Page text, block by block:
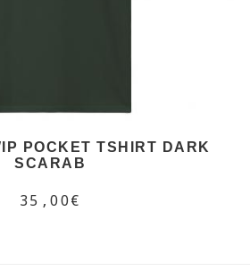
POCKET TSHIRT DARK
SCARAB
35,00€